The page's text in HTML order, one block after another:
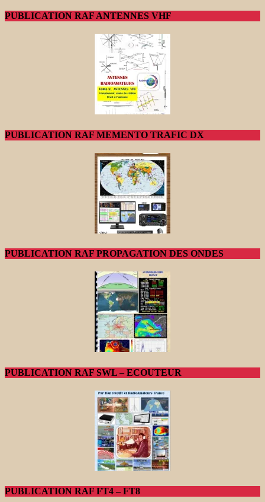
PUBLICATION RAF ANTENNES VHF
PUBLICATION RAF MEMENTO TRAFIC DX
PUBLICATION RAF PROPAGATION DES ONDES
PUBLICATION RAF SWL – ECOUTEUR
PUBLICATION RAF FT4 – FT8